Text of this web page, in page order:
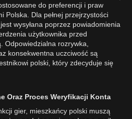
do preferencji i praw
Polska. Dla pełnej przejrzystości
wysyłana poprzez powiadomienia
użytkownika przed
Odpowiedzialna rozrywka,
konsekwentna uczciwość są
polski, który zdecyduje się
Oraz Proces Weryfikacji Konta
gier, mieszkańcy polski muszą